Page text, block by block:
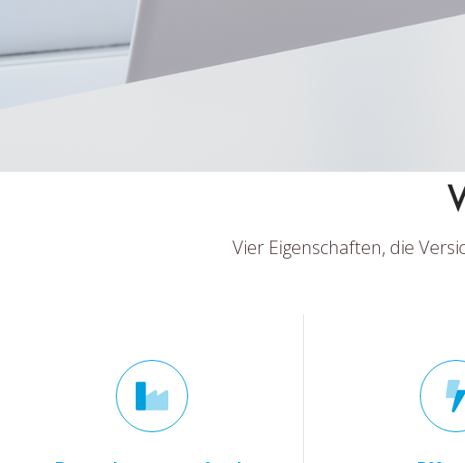
Vier Eigenschaften, die